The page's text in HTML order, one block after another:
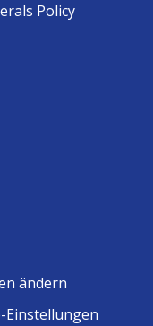
Policy
ändern
Einstellungen